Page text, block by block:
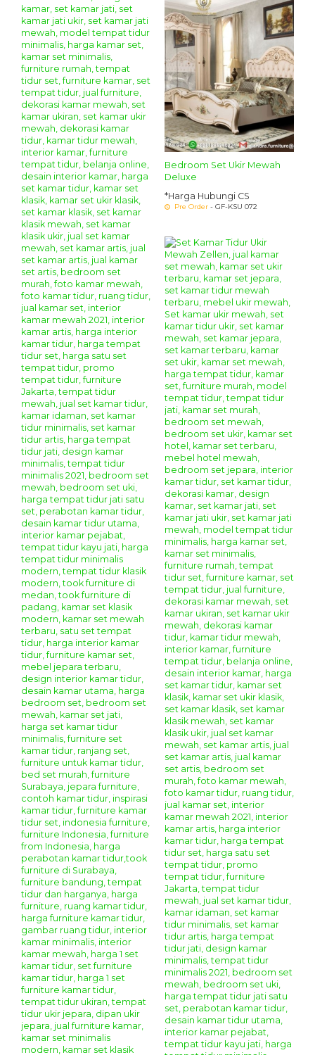
Bedroom Set Ukir Mewah
Deluxe
*Harga Hubungi CS
Pre Order - GF-KSU 072